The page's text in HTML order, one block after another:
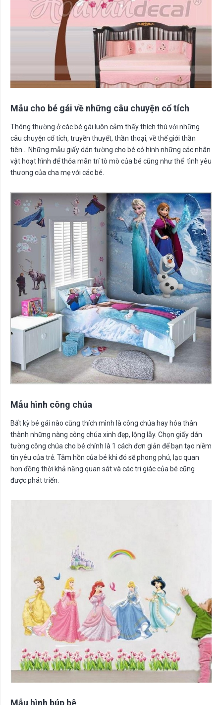
Mẫu cho bé gái về những câu chuyện cổ tích
Thông thường ở các bé gái luôn cảm thấy thích thú với những
câu chuyện cổ tích, truyền thuyết, thần thoại, về thế giới thần
tiên… Những mẫu giấy dán tường cho bé có hình những các nhân
vật hoạt hình để thỏa mãn trí tò mò của bé cũng như thể tình yêu
thương của cha mẹ với các bé.
Mẫu hình công chúa
Bất kỳ bé gái nào cũng thích mình là công chúa hay hóa thân
thành những nàng công chúa xinh đẹp, lộng lẫy. Chọn giấy dán
tường công chúa cho bé chính là 1 cách đơn giản để bạn tạo niềm
tin yêu của trẻ. Tâm hồn của bé khi đó sẽ phong phú, lạc quan
hơn đồng thời khả năng quan sát và các tri giác của bé cũng
được phát triển.
Mẫu hình búp bê